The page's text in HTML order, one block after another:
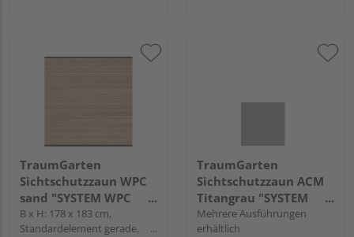
TraumGarten
Sichtschutzzaun WPC
sand "SYSTEM WPC
CLASSIC"
B x H: 178 x 183 cm,
Standardelement gerade,
TraumGarten
Sichtschutzzaun ACM
Titangrau "SYSTEM
BOARD"
Mehrere Ausführungen
erhältlich